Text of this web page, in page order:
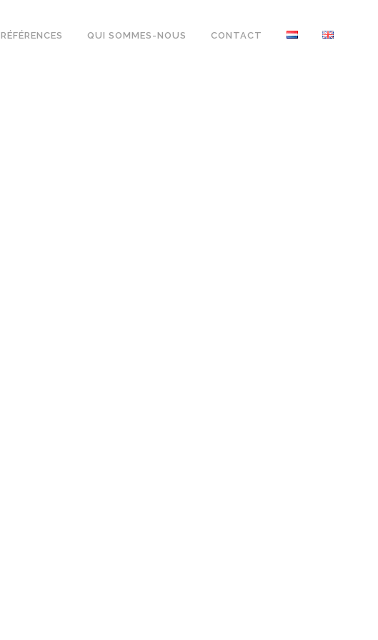
RÉFÉRENCES QUI SOMMES-NOUS CONTACT